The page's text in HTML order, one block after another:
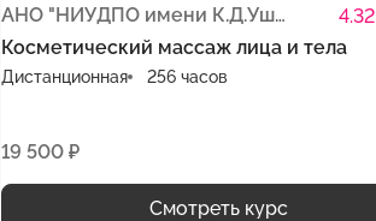
АНО "НИУДПО имени К.Д.Ушинского" 4.32
Косметический массаж лица и тела
Дистанционная 256 часов
19 500 ₽
Смотреть курс